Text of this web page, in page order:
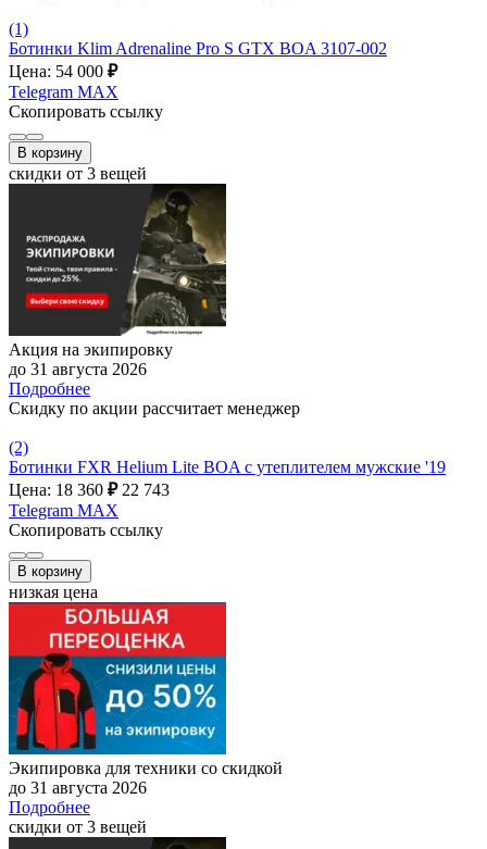
(1)
Ботинки Klim Adrenaline Pro S GTX BOA 3107-002
Цена: 54 000 ₽
Telegram MAX
Скопировать ссылку
В корзину
скидки от 3 вещей
Акция на экипировку
до 31 августа 2026
Подробнее
Скидку по акции рассчитает менеджер
(2)
Ботинки FXR Helium Lite BOA с утеплителем мужские '19
Цена: 18 360 ₽ 22 743
Telegram MAX
Скопировать ссылку
В корзину
низкая цена
Экипировка для техники со скидкой
до 31 августа 2026
Подробнее
скидки от 3 вещей